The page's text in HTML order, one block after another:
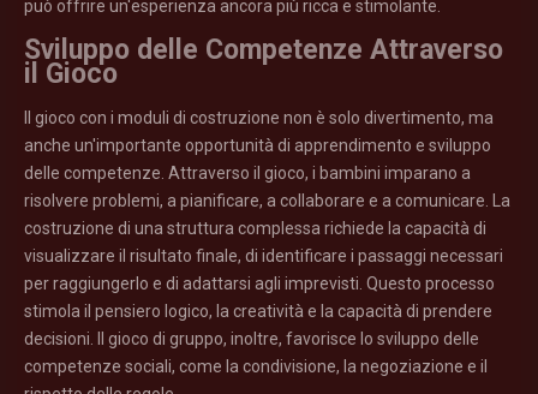
può offrire un'esperienza ancora più ricca e stimolante.
Sviluppo delle Competenze Attraverso
il Gioco
Il gioco con i moduli di costruzione non è solo divertimento, ma
anche un'importante opportunità di apprendimento e sviluppo
delle competenze. Attraverso il gioco, i bambini imparano a
risolvere problemi, a pianificare, a collaborare e a comunicare. La
costruzione di una struttura complessa richiede la capacità di
visualizzare il risultato finale, di identificare i passaggi necessari
per raggiungerlo e di adattarsi agli imprevisti. Questo processo
stimola il pensiero logico, la creatività e la capacità di prendere
decisioni. Il gioco di gruppo, inoltre, favorisce lo sviluppo delle
competenze sociali, come la condivisione, la negoziazione e il